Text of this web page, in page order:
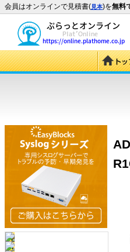
会員はオンラインで見積書(見本)を無料